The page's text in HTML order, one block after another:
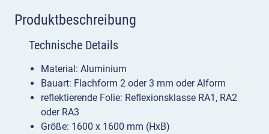
Produktbeschreibung
Technische Details
Material: Aluminium
Bauart: Flachform 2 oder 3 mm oder Alform
reflektierende Folie: Reflexionsklasse RA1, RA2
oder RA3
Größe: 1600 x 1600 mm (HxB)